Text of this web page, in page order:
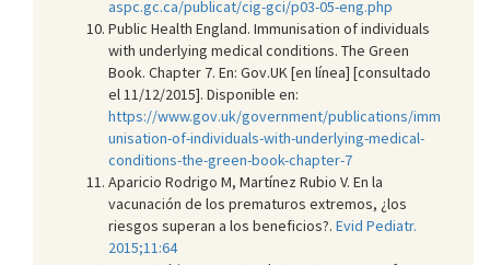
aspc.gc.ca/publicat/cig-gci/p03-05-eng.php
Public Health England. Immunisation of individuals
with underlying medical conditions. The Green
Book. Chapter 7. En: Gov.UK [en línea] [consultado
el 11/12/2015]. Disponible en:
https://www.gov.uk/government/publications/imm
unisation-of-individuals-with-underlying-medical-
conditions-the-green-book-chapter-7
Aparicio Rodrigo M, Martínez Rubio V. En la
vacunación de los prematuros extremos, ¿los
riesgos superan a los beneficios?. Evid Pediatr.
2015;11:64